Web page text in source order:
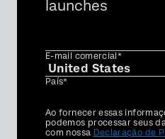
launches
E-mail comercial*
País*
Privacy
Optin
Ao fornecer essas
podemos processar seus
com nossa Declaração de